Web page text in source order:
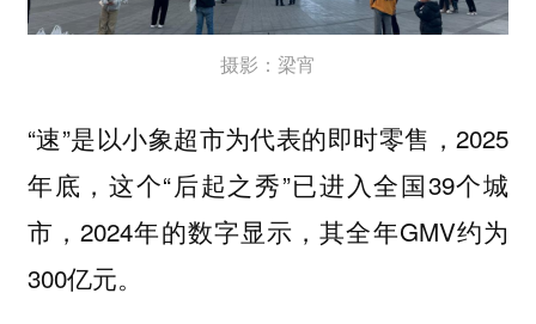
摄影：梁宵
“速”是以小象超市为代表的即时零售，2025
年底，这个“后起之秀”已进入全国39个城
市，2024年的数字显示，其全年GMV约为
300亿元。